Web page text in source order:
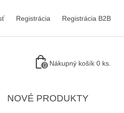
Registrácia Registrácia B2B
0 Nákupný košík 0 ks.
NOVÉ PRODUKTY